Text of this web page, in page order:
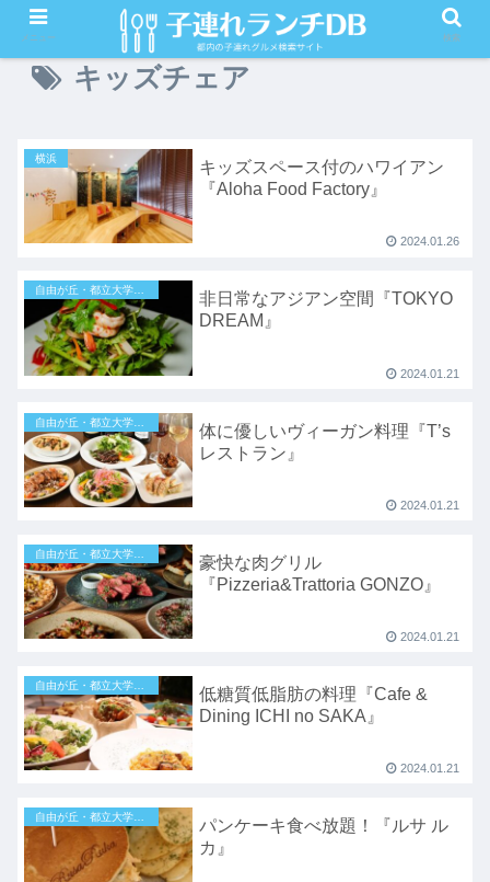
キッズチェア
横浜
キッズスペース付のハワイアン
『Aloha Food Factory』
2024.01.26
自由が丘・都立大学・目黒
非日常なアジアン空間『TOKYO
DREAM』
2024.01.21
体に優しいヴィーガン料理『T’s
レストラン』
2024.01.21
豪快な肉グリル
『Pizzeria&Trattoria GONZO』
2024.01.21
低糖質低脂肪の料理『Cafe &
Dining ICHI no SAKA』
2024.01.21
パンケーキ食べ放題！『ルサ ル
カ』
メニュー 検索